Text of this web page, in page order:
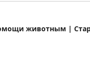
животным |